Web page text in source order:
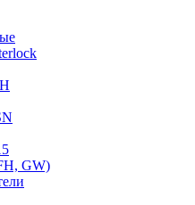
GW)